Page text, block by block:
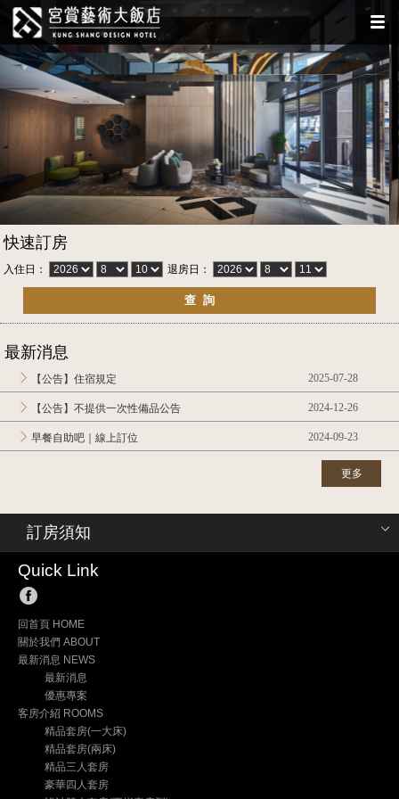
快速訂房
入住日： 退房日：
最新消息
【公告】住宿規定 2025-07-28
【公告】不提供一次性備品公告 2024-12-26
早餐自助吧｜線上訂位 2024-09-23
更多
訂房須知
Quick Link
回首頁 HOME
關於我們 ABOUT
最新消息 NEWS
最新消息
優惠專案
客房介紹 ROOMS
精品套房(一大床)
精品套房(兩床)
精品三人套房
豪華四人套房